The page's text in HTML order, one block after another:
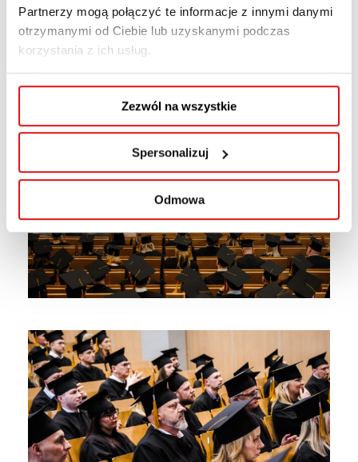
Partnerzy mogą połączyć te informacje z innymi danymi
otrzymanymi od Ciebie lub uzyskanymi podczas
korzystania z ich usług.
Zezwól na wszystkie
Spersonalizuj
Odmowa